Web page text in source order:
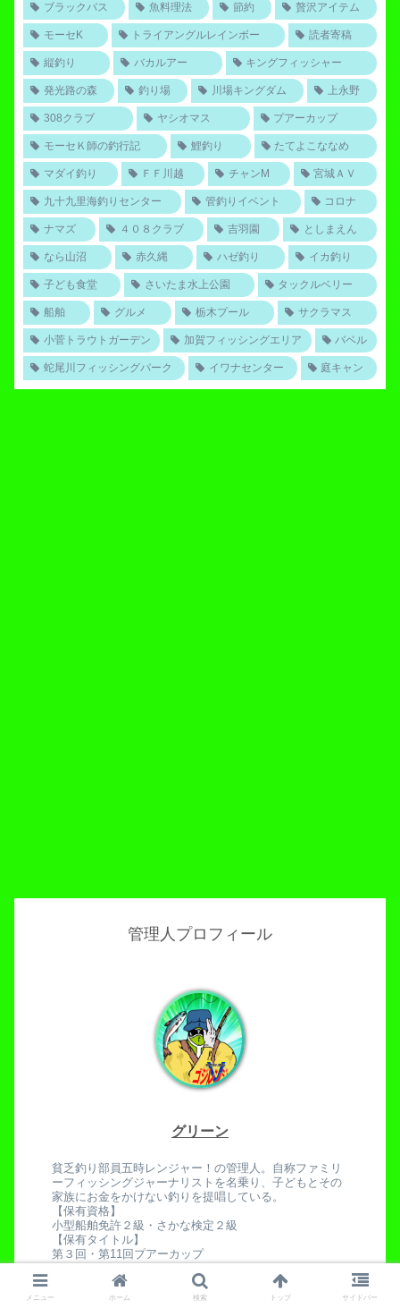
ブラックバス 魚料理法 節約 贅沢アイテム
モーセK トライアングルレインボー 読者寄稿
縦釣り バカルアー キングフィッシャー
発光路の森 釣り場 川場キングダム 上永野
308クラブ ヤシオマス プアーカップ
モーセＫ師の釣行記 鯉釣り たてよこななめ
マダイ釣り ＦＦ川越 チャンM 宮城ＡＶ
九十九里海釣りセンター 管釣りイベント コロナ
ナマズ ４０８クラブ 吉羽園 としまえん
なら山沼 赤久縄 ハゼ釣り イカ釣り
子ども食堂 さいたま水上公園 タックルベリー
船舶 グルメ 栃木プール サクラマス
小菅トラウトガーデン 加賀フィッシングエリア バベル
蛇尾川フィッシングパーク イワナセンター 庭キャン
管理人プロフィール
グリーン
貧乏釣り部員五時レンジャー！の管理人。自称ファミリ
ーフィッシングジャーナリストを名乗り、子どもとその
家族にお金をかけない釣りを提唱している。
【保有資格】
小型船舶免許２級・さかな検定２級
【保有タイトル】
第３回・第11回プアーカップ
メニュー ホーム 検索 トップ サイドバー